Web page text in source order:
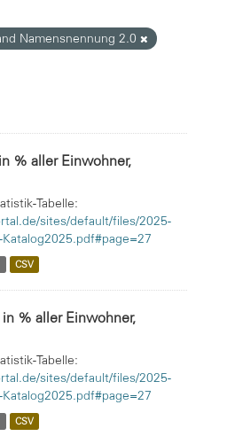
Namensnennung 2.0
% aller Einwohner,
Tabelle:
sites/default/files/2025-
CSV
% aller Einwohner,
Tabelle:
sites/default/files/2025-
CSV